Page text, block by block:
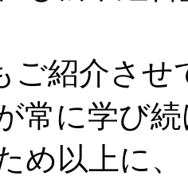
ご紹介さ
常に学び
め以上に、